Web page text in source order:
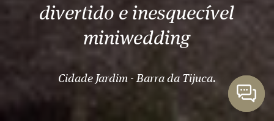
divertido e inesquecível
miniwedding
Cidade Jardim - Barra da Tijuca.